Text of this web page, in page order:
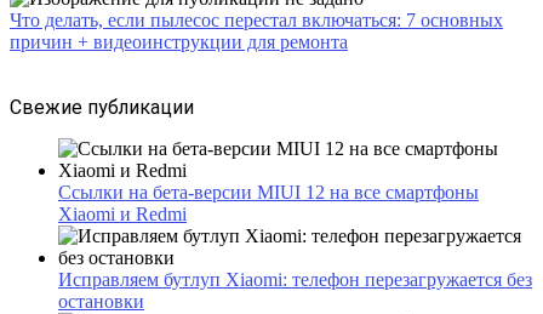
Что делать, если пылесос перестал включаться: 7 основных
причин + видеоинструкции для ремонта
Свежие публикации
Ссылки на бета-версии MIUI 12 на все смартфоны
Xiaomi и Redmi
Исправляем бутлуп Xiaomi: телефон перезагружается без
остановки